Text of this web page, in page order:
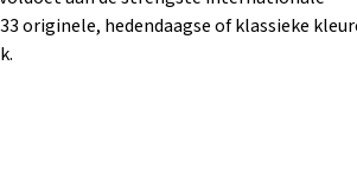
originele, hedendaagse of klassieke